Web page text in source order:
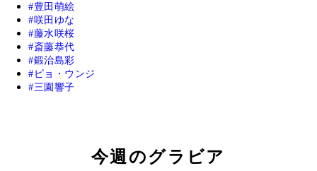
豊田萌絵
咲田ゆな
藤水咲桜
斎藤恭代
鍛治島彩
ピョ・ウンジ
三園響子
今週のグラビア